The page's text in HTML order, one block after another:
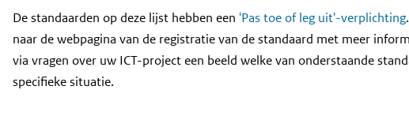
Content
De standaarden op deze lijst hebben een 'Pas toe of leg uit'-verplichting
naar de webpagina van de registratie van de standaard met meer
via vragen over uw ICT-project een beeld welke van onderstaande
specifieke situatie.